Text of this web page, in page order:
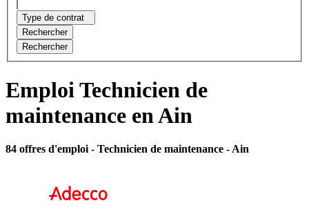
Type de contrat
Rechercher
Rechercher
Emploi Technicien de
maintenance en Ain
84 offres d'emploi - Technicien de maintenance - Ain